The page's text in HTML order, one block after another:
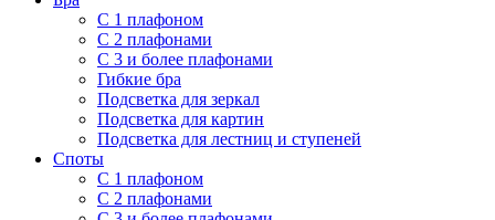
С 1 плафоном
С 2 плафонами
С 3 и более плафонами
Гибкие бра
Подсветка для зеркал
Подсветка для картин
Подсветка для лестниц и ступеней
Споты
С 1 плафоном
С 2 плафонами